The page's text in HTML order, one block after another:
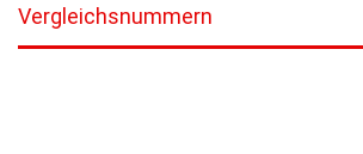
Vergleichsnummern